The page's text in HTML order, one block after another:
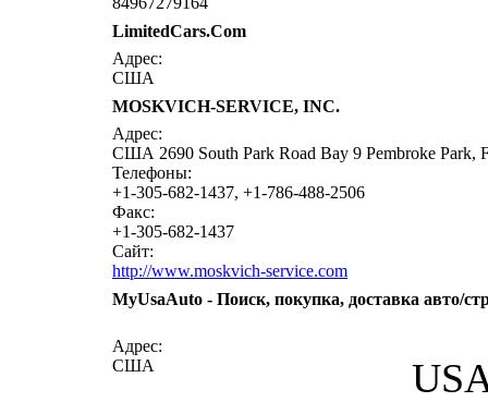
LimitedCars.Com
Адрес:
США
MOSKVICH-SERVICE, INC.
Адрес:
США 2690 South Park Road Bay 9 Pembroke Park,
Телефоны:
+1-305-682-1437, +1-786-488-2506
Факс:
+1-305-682-1437
Сайт:
http://www.moskvich-service.com
MyUsaAuto - Поиск, покупка, доставка авто/
Адрес:
США